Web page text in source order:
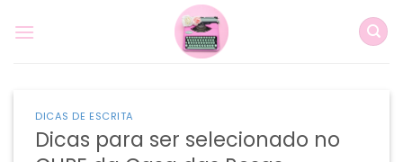
DICAS DE ESCRITA
Dicas para ser selecionado no